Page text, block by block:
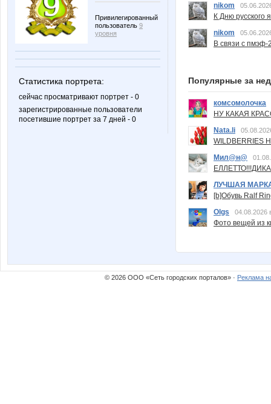
Привилегированный
пользователь 9
уровня
Статистика портрета:
сейчас просматривают портрет - 0
зарегистрированные пользователи
посетившие портрет за 7 дней - 0
nikom
К Дню русского
nikom
В связи с пмэф-
Популярные за
комсомолочка
НУ КАКАЯ
Nata.li
Мил@н@
ЛУЧШАЯ
[b]Обувь Ralf
Olgs
04.08.2026
Фото вещей из
© 2026 ООО «Сеть городских порталов» · Реклама